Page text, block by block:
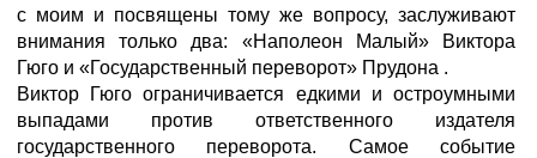
с моим и посвящены тому же вопросу, заслуживают
внимания только два: «Наполеон Малый» Виктора
Гюго и «Государственный переворот» Прудона .
Виктор Гюго ограничивается едкими и остроумными
выпадами против ответственного издателя
государственного переворота. Самое событие